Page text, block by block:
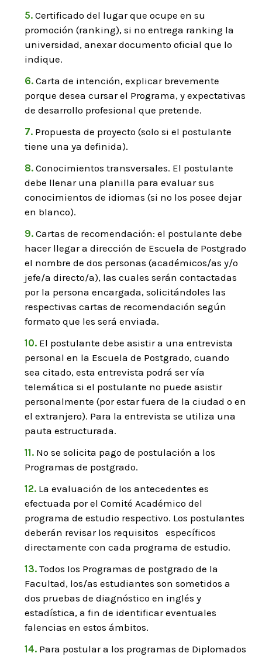
Certificado del lugar que ocupe en su
promoción (ranking), si no entrega ranking la
universidad, anexar documento oficial que lo
indique.
Carta de intención, explicar brevemente
porque desea cursar el Programa, y expectativas
de desarrollo profesional que pretende.
Propuesta de proyecto (solo si el postulante
tiene una ya definida).
Conocimientos transversales. El postulante
debe llenar una planilla para evaluar sus
conocimientos de idiomas (si no los posee dejar
en blanco).
Cartas de recomendación: el postulante debe
hacer llegar a dirección de Escuela de Postgrado
el nombre de dos personas (académicos/as y/o
jefe/a directo/a), las cuales serán contactadas
por la persona encargada, solicitándoles las
respectivas cartas de recomendación según
formato que les será enviada.
El postulante debe asistir a una entrevista
personal en la Escuela de Postgrado, cuando
sea citado, esta entrevista podrá ser vía
telemática si el postulante no puede asistir
personalmente (por estar fuera de la ciudad o en
el extranjero). Para la entrevista se utiliza una
pauta estructurada.
No se solicita pago de postulación a los
Programas de postgrado.
La evaluación de los antecedentes es
efectuada por el Comité Académico del
programa de estudio respectivo. Los postulantes
deberán revisar los requisitos específicos
directamente con cada programa de estudio.
Todos los Programas de postgrado de la
Facultad, los/as estudiantes son sometidos a
dos pruebas de diagnóstico en inglés y
estadística, a fin de identificar eventuales
falencias en estos ámbitos.
Para postular a los programas de Diplomados